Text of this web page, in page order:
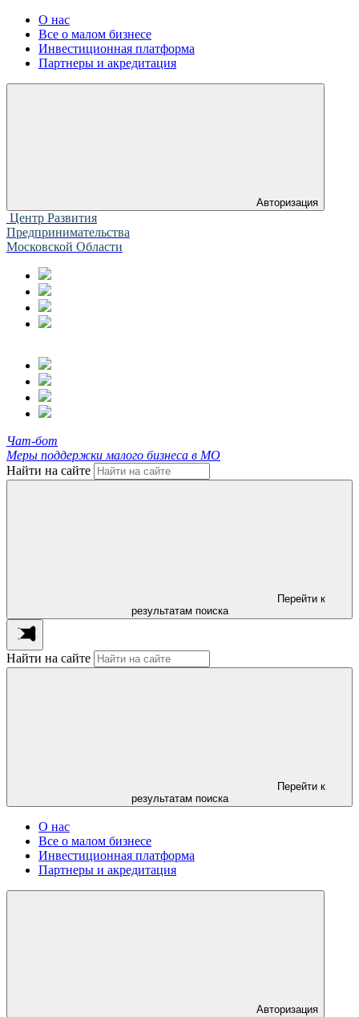
О нас
Все о малом бизнесе
Инвестиционная платформа
Партнеры и акредитация
Авторизация
Центр Развития
Предпринимательства
Московской Области
Чат-бот
Меры поддержки малого бизнеса в МО
Найти на сайте
Перейти к
результатам поиска
Найти на сайте
Перейти к
результатам поиска
О нас
Все о малом бизнесе
Инвестиционная платформа
Партнеры и акредитация
Авторизация